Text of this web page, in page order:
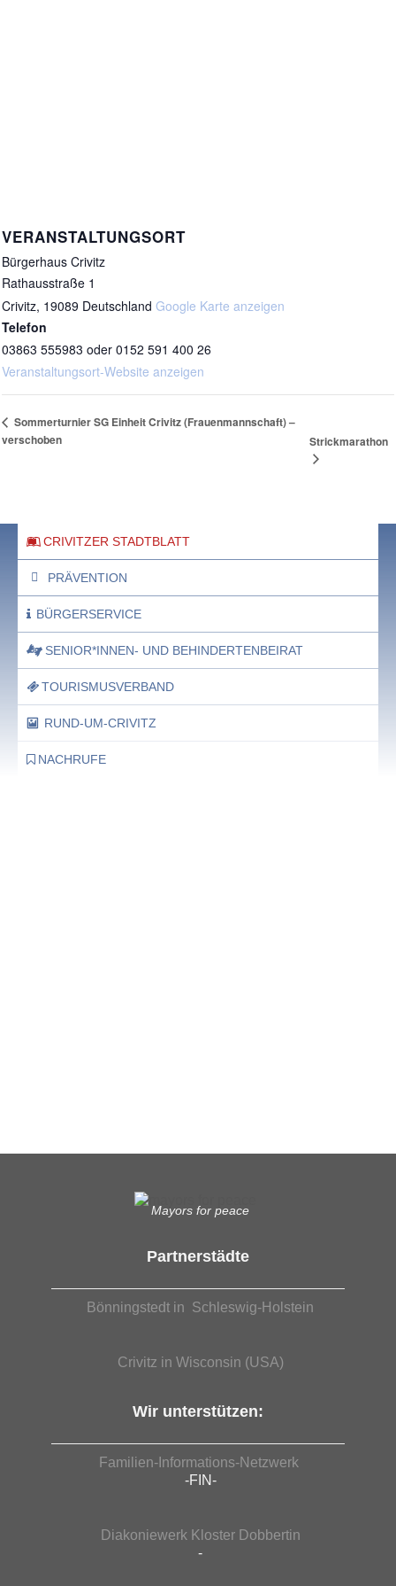
VERANSTALTUNGSORT
Bürgerhaus Crivitz
Rathausstraße 1
Crivitz, 19089 Deutschland Google Karte anzeigen
Telefon
03863 555983 oder 0152 591 400 26
Veranstaltungsort-Website anzeigen
Sommerturnier SG Einheit Crivitz (Frauenmannschaft) –
verschoben
Strickmarathon
CRIVITZER STADTBLATT
PRÄVENTION
BÜRGERSERVICE
SENIOR*INNEN- UND BEHINDERTENBEIRAT
TOURISMUSVERBAND
RUND-UM-CRIVITZ
NACHRUFE
Mayors for peace
Partnerstädte
Bönningstedt in Schleswig-Holstein
Crivitz in Wisconsin (USA)
Wir unterstützen:
Familien-Informations-Netzwerk
-FIN-
Diakoniewerk Kloster Dobbertin
-